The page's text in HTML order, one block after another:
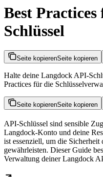
Best
Schlüssel
Seite kopierenSeite kopieren
Halte deine Langdock API-
Practices für die
Seite kopierenSeite kopieren
API-Schlüssel sind sensible
Langdock-Konto und deine
ist essenziell, um die
gewährleisten. Dieser Guide
Verwaltung deiner Langdock